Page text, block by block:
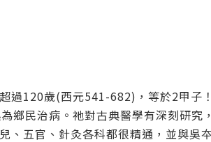
過120歲(西元541-682)，等於2甲子
鄉民治病。祂對古典醫學有深刻研
、五官、針灸各科都很精通，並與吳